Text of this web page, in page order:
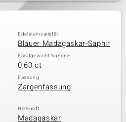
Edelsteinvarietät
Blauer Madagaskar-Saphir
Karatgewicht Summe
0,63 ct
Fassung
Zargenfassung
Herkunft
Madagaskar